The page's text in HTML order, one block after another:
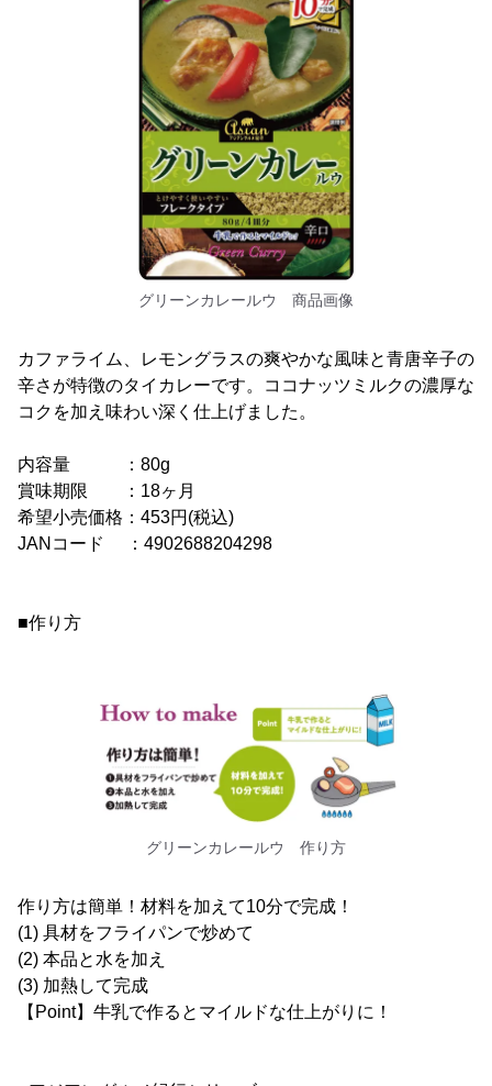
グリーンカレールウ 商品画像
カファライム、レモングラスの爽やかな風味と青唐辛子の
辛さが特徴のタイカレーです。ココナッツミルクの濃厚な
コクを加え味わい深く仕上げました。
内容量 ：80g
賞味期限 ：18ヶ月
希望小売価格：453円(税込)
JANコード ：4902688204298
■作り方
グリーンカレールウ 作り方
作り方は簡単！材料を加えて10分で完成！
(1) 具材をフライパンで炒めて
(2) 本品と水を加え
(3) 加熱して完成
【Point】牛乳で作るとマイルドな仕上がりに！